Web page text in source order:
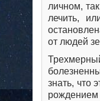
личном,
лечить,
от людей
знать, что